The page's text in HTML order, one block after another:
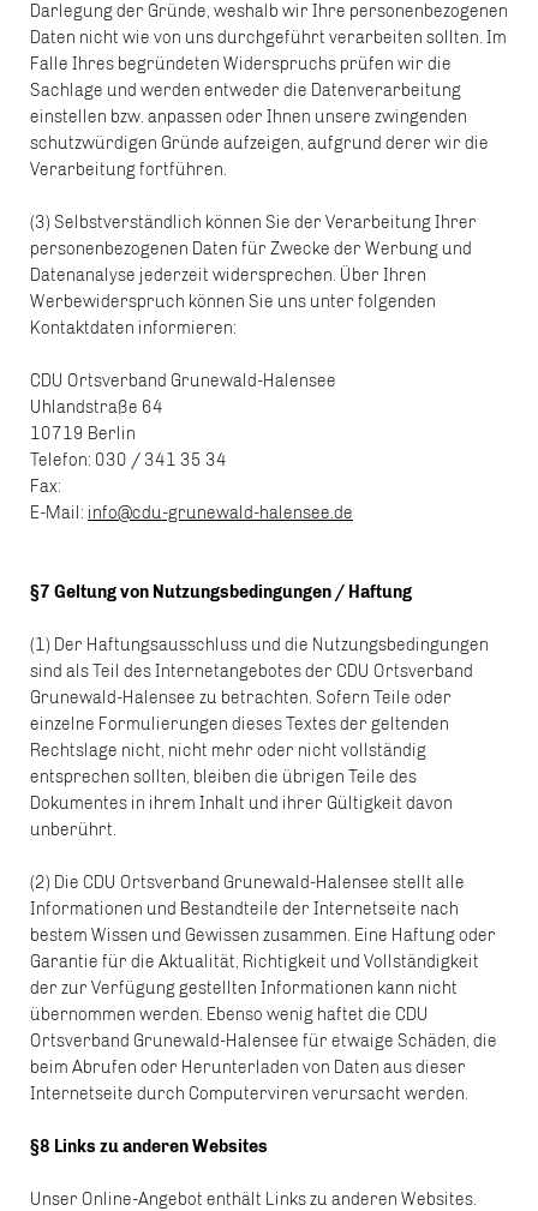
Darlegung der Gründe, weshalb wir Ihre personenbezogenen
Daten nicht wie von uns durchgeführt verarbeiten sollten. Im
Falle Ihres begründeten Widerspruchs prüfen wir die
Sachlage und werden entweder die Datenverarbeitung
einstellen bzw. anpassen oder Ihnen unsere zwingenden
schutzwürdigen Gründe aufzeigen, aufgrund derer wir die
Verarbeitung fortführen.
(3) Selbstverständlich können Sie der Verarbeitung Ihrer
personenbezogenen Daten für Zwecke der Werbung und
Datenanalyse jederzeit widersprechen. Über Ihren
Werbewiderspruch können Sie uns unter folgenden
Kontaktdaten informieren:
CDU Ortsverband Grunewald-Halensee
Uhlandstraße 64
10719 Berlin
Telefon: 030 / 341 35 34
Fax:
E-Mail: info@cdu-grunewald-halensee.de
§7 Geltung von Nutzungsbedingungen / Haftung
(1) Der Haftungsausschluss und die Nutzungsbedingungen
sind als Teil des Internetangebotes der CDU Ortsverband
Grunewald-Halensee zu betrachten. Sofern Teile oder
einzelne Formulierungen dieses Textes der geltenden
Rechtslage nicht, nicht mehr oder nicht vollständig
entsprechen sollten, bleiben die übrigen Teile des
Dokumentes in ihrem Inhalt und ihrer Gültigkeit davon
unberührt.
(2) Die CDU Ortsverband Grunewald-Halensee stellt alle
Informationen und Bestandteile der Internetseite nach
bestem Wissen und Gewissen zusammen. Eine Haftung oder
Garantie für die Aktualität, Richtigkeit und Vollständigkeit
der zur Verfügung gestellten Informationen kann nicht
übernommen werden. Ebenso wenig haftet die CDU
Ortsverband Grunewald-Halensee für etwaige Schäden, die
beim Abrufen oder Herunterladen von Daten aus dieser
Internetseite durch Computerviren verursacht werden.
§8 Links zu anderen Websites
Unser Online-Angebot enthält Links zu anderen Websites.